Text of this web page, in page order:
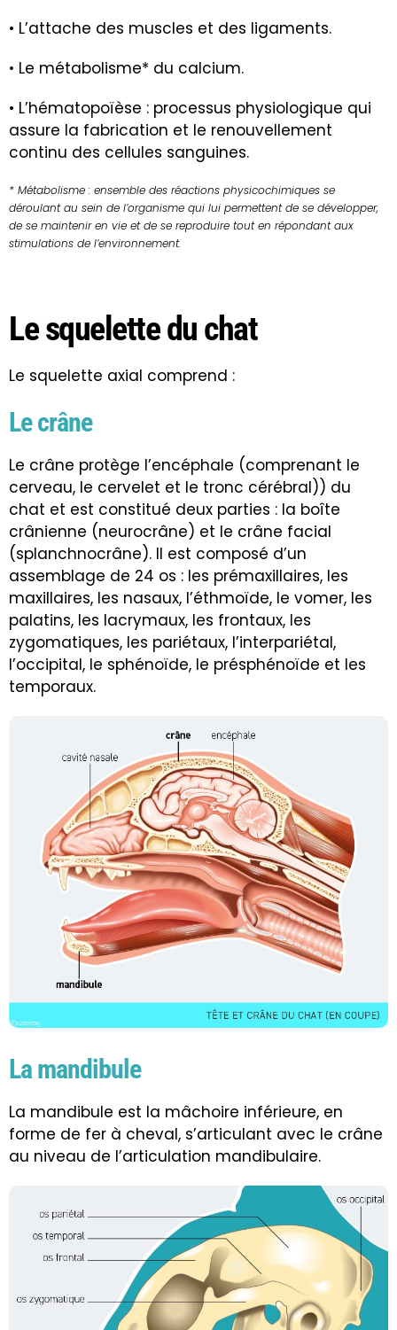
• L’attache des muscles et des ligaments.
• Le métabolisme* du calcium.
• L’hématopoïèse : processus physiologique qui
assure la fabrication et le renouvellement
continu des cellules sanguines.
* Métabolisme : ensemble des réactions physicochimiques se
déroulant au sein de l’organisme qui lui permettent de se développer,
de se maintenir en vie et de se reproduire tout en répondant aux
stimulations de l’environnement.
Le squelette du chat
Le squelette axial comprend :
Le crâne
Le crâne protège l’encéphale (comprenant le
cerveau, le cervelet et le tronc cérébral)) du
chat et est constitué deux parties : la boîte
crânienne (neurocrâne) et le crâne facial
(splanchnocrâne). Il est composé d’un
assemblage de 24 os : les prémaxillaires, les
maxillaires, les nasaux, l’éthmoïde, le vomer, les
palatins, les lacrymaux, les frontaux, les
zygomatiques, les pariétaux, l’interpariétal,
l’occipital, le sphénoïde, le présphénoïde et les
temporaux.
La mandibule
La mandibule est la mâchoire inférieure, en
forme de fer à cheval, s’articulant avec le crâne
au niveau de l’articulation mandibulaire.